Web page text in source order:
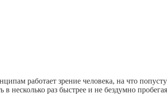
работает зрение человека, на что
в несколько раз быстрее и не бездумно